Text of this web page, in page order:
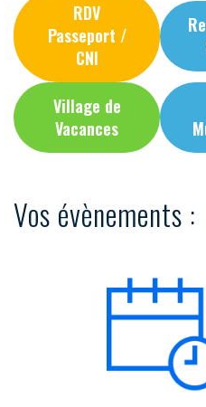
RDV
Passeport /
CNI
Village de
Vacances
Vos évènements :